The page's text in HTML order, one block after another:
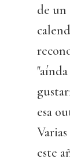
de un
esa
este